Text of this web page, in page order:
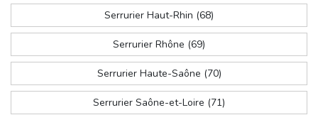
Serrurier Haut-Rhin (68)
Serrurier Rhône (69)
Serrurier Haute-Saône (70)
Serrurier Saône-et-Loire (71)